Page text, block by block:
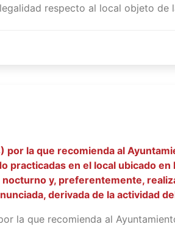
respecto al local objeto de
la que recomienda al
practicadas en el local ubicado
y, preferentemente,
derivada de la actividad
la que recomienda al